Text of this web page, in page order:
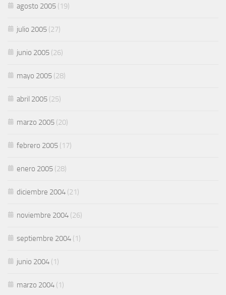
agosto 2005 (19)
julio 2005 (27)
junio 2005 (26)
mayo 2005 (28)
abril 2005 (25)
marzo 2005 (20)
febrero 2005 (17)
enero 2005 (28)
diciembre 2004 (21)
noviembre 2004 (26)
septiembre 2004 (1)
junio 2004 (1)
marzo 2004 (1)